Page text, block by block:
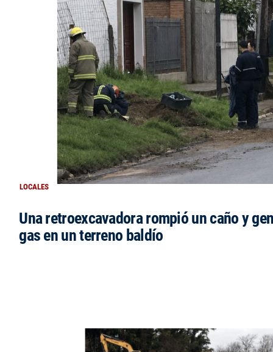
LOCALES
Una retroexcavadora rompió un caño y
gas en un terreno baldío